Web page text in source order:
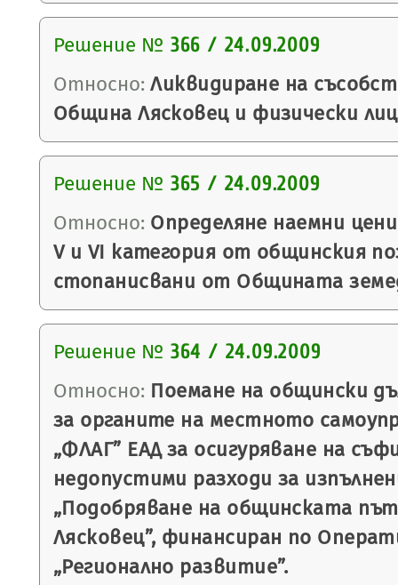
Решение № 366 / 24.09.2009
Относно: Ликвидиране на
Община Лясковец и физически
Решение № 365 / 24.09.2009
Относно: Определяне наемни
V и VІ категория от общинския
стопанисвани от Общината
Решение № 364 / 24.09.2009
Относно: Поемане на общински
за органите на местното
„ФЛАГ” ЕАД за осигуряване на
недопустими разходи за
„Подобряване на общинската
Лясковец”, финансиран по
„Регионално развитие”.